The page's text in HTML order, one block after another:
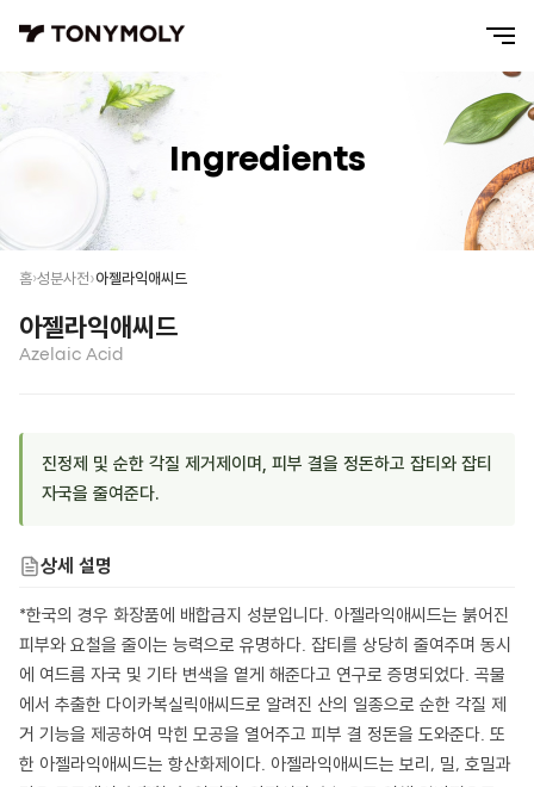
Ingredients
홈 성분사전 아젤라익애씨드
아젤라익애씨드
Azelaic Acid
진정제 및 순한 각질 제거제이며, 피부 결을 정돈하고 잡티와 잡티
자국을 줄여준다.
상세 설명
*한국의 경우 화장품에 배합금지 성분입니다. 아젤라익애씨드는 붉어진
피부와 요철을 줄이는 능력으로 유명하다. 잡티를 상당히 줄여주며 동시
에 여드름 자국 및 기타 변색을 옅게 해준다고 연구로 증명되었다. 곡물
에서 추출한 다이카복실릭애씨드로 알려진 산의 일종으로 순한 각질 제
거 기능을 제공하여 막힌 모공을 열어주고 피부 결 정돈을 도와준다. 또
한 아젤라익애씨드는 항산화제이다. 아젤라익애씨드는 보리, 밀, 호밀과